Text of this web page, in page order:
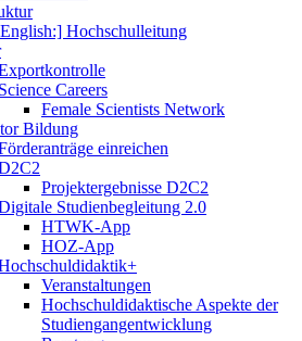
Hochschulleitung
Science Careers
Female Scientists Network
Bildung
einreichen
Projektergebnisse D2C2
Studienbegleitung 2.0
HTWK-App
HOZ-App
Veranstaltungen
Hochschuldidaktische Aspekte der
Studiengangentwicklung